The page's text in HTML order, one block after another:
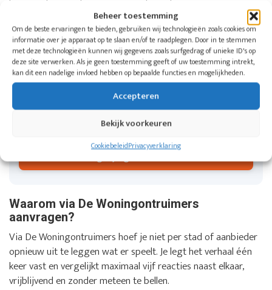
Beheer toestemming
Om de beste ervaringen te bieden, gebruiken wij technologieën zoals cookies om
informatie over je apparaat op te slaan en/of te raadplegen. Door in te stemmen
met deze technologieën kunnen wij gegevens zoals surfgedrag of unieke ID's op
deze site verwerken. Als je geen toestemming geeft of uw toestemming intrekt,
kan dit een nadelige invloed hebben op bepaalde functies en mogelijkheden.
Accepteren
Bekijk voorkeuren
CookiebeleidPrivacyverklaring
bezemschoon opleveren, eventuele opslag en extra
schoonmaak in de offerte staan.
Wil je weten welke aangesloten bedrijven
in jouw regio kunnen helpen?
Doe één aanvraag voor een woning, zorgkamer of
bedrijfspand. De Woningontruimers koppelt je aan
maximaal vijf ontruimingsbedrijven in jouw regio.
Vergelijk gratis offertes
Waarom via De Woningontruimers
aanvragen?
Via De Woningontruimers hoef je niet per stad of aanbieder
opnieuw uit te leggen wat er speelt. Je legt het verhaal één
keer vast en vergelijkt maximaal vijf reacties naast elkaar,
vrijblijvend en zonder meteen te bellen.